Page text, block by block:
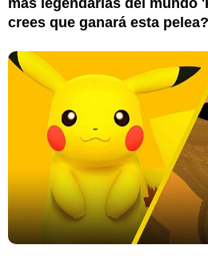
crees que ganará esta pelea?